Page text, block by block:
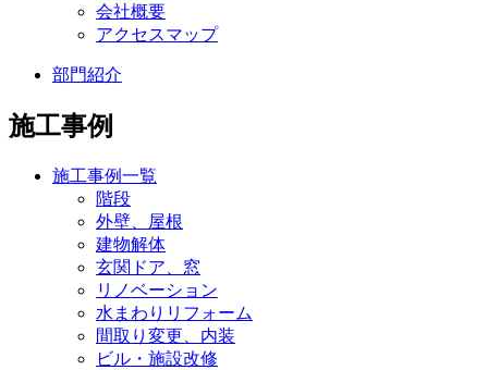
会社概要
アクセスマップ
部門紹介
施工事例
施工事例一覧
階段
外壁、屋根
建物解体
玄関ドア、窓
リノベーション
水まわりリフォーム
間取り変更、内装
ビル・施設改修